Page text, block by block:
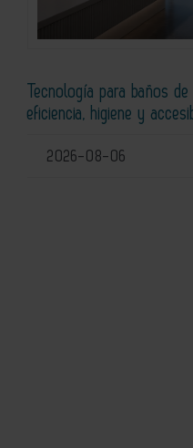
Tecnología para baños
eficiencia, higiene y
2026-08-06